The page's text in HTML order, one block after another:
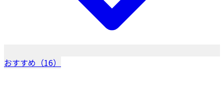
おすすめ（16）